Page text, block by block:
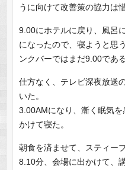
うに向けて改善策の協力は
9.00にホテルに戻り、風呂
になったので、寝ようと思
ンクバーではまだ9.00であ
仕方なく、テレビ深夜放送
いた。
3.00AMになり、漸く眠気
かけて寝た。
朝食を済ませて、スティー
8.10分、会場に出かけて、